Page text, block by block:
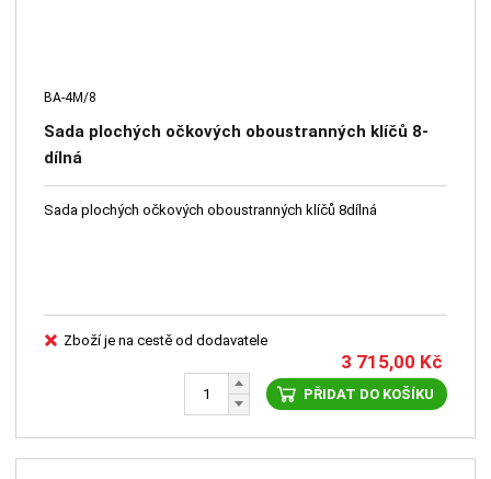
BA-4M/8
Sada plochých očkových oboustranných klíčů 8-
dílná
Sada plochých očkových oboustranných klíčů 8dílná
Zboží je na cestě od dodavatele
3 715,00 Kč
PŘIDAT DO KOŠÍKU